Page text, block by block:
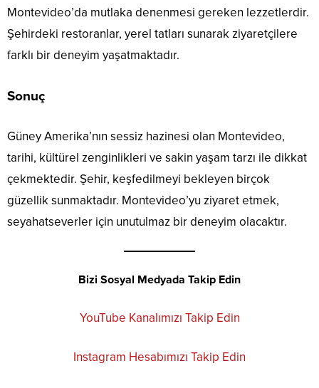
Montevideo’da mutlaka denenmesi gereken lezzetlerdir.
Şehirdeki restoranlar, yerel tatları sunarak ziyaretçilere
farklı bir deneyim yaşatmaktadır.
Sonuç
Güney Amerika’nın sessiz hazinesi olan Montevideo,
tarihi, kültürel zenginlikleri ve sakin yaşam tarzı ile dikkat
çekmektedir. Şehir, keşfedilmeyi bekleyen birçok
güzellik sunmaktadır. Montevideo’yu ziyaret etmek,
seyahatseverler için unutulmaz bir deneyim olacaktır.
Bizi Sosyal Medyada Takip Edin
YouTube Kanalımızı Takip Edin
Instagram Hesabımızı Takip Edin